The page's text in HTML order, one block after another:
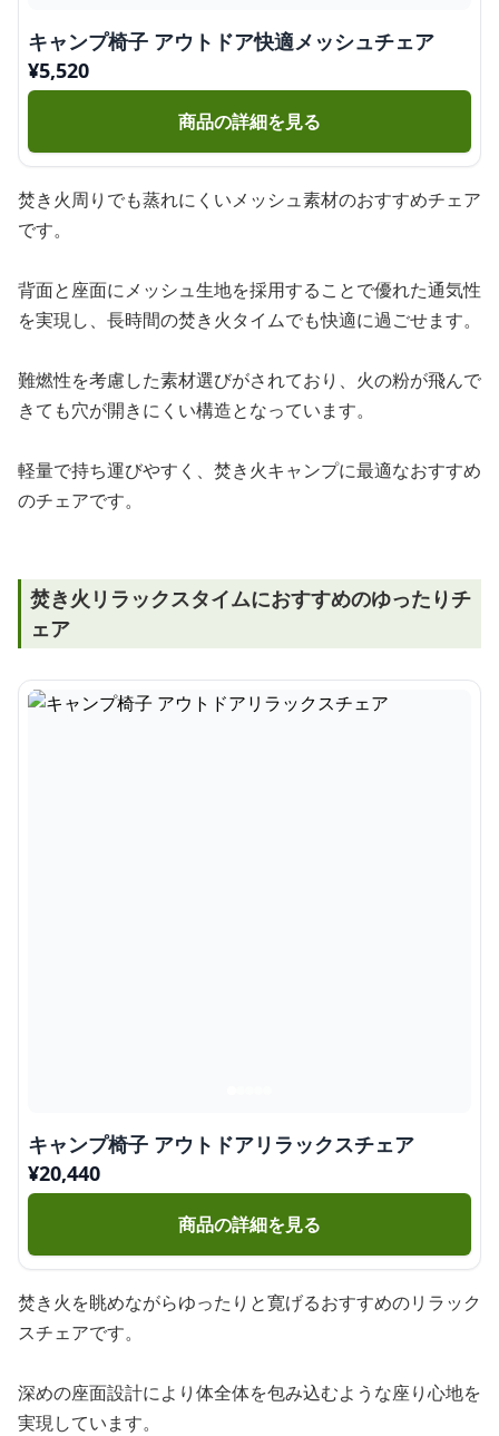
キャンプ椅子 アウトドア快適メッシュチェア
¥5,520
商品の詳細を見る
焚き火周りでも蒸れにくいメッシュ素材のおすすめチェア
です。
背面と座面にメッシュ生地を採用することで優れた通気性
を実現し、長時間の焚き火タイムでも快適に過ごせます。
難燃性を考慮した素材選びがされており、火の粉が飛んで
きても穴が開きにくい構造となっています。
軽量で持ち運びやすく、焚き火キャンプに最適なおすすめ
のチェアです。
焚き火リラックスタイムにおすすめのゆったりチ
ェア
キャンプ椅子 アウトドアリラックスチェア
¥20,440
商品の詳細を見る
焚き火を眺めながらゆったりと寛げるおすすめのリラック
スチェアです。
深めの座面設計により体全体を包み込むような座り心地を
実現しています。